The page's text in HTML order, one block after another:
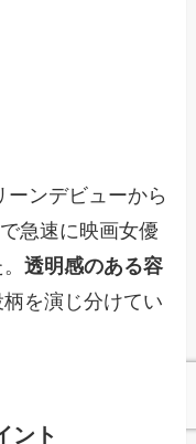
ンデビューから
急速に映画女優
。透明感のある容
を演じ分けてい
ント